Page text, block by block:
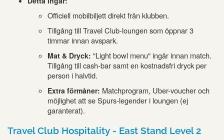
Officiell mobilbiljett direkt från klubben.
Tillgång till Travel Club-loungen som öppnar 3
timmar innan avspark.
Mat & Dryck: "Light bowl menu" ingår innan match.
Tillgång till cash-bar samt en kostnadsfri dryck per
person i halvtid.
Extra förmåner: Matchprogram, Uber-voucher och
möjlighet att se Spurs-legender i loungen (ej
garanterat).
Travel Club Hospitality - East Stand Level 2